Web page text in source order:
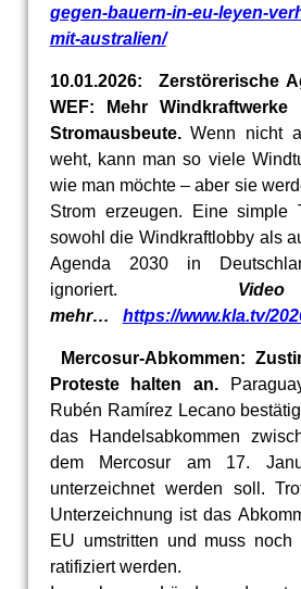
gegen-bauern-in-eu-leyen-
mit-australien/
10.01.2026: Zerstörerische
WEF: Mehr
Stromausbeute.Wenn nicht
weht, kann man so viele
wie man möchte – aber sie
Strom erzeugen. Eine simple
sowohl die Windkraftlobby als
Agenda 2030 in
ignoriert.
mehr… https://www.kla.tv/
Mercosur-Abkommen:
Proteste halten an.
Rubén Ramírez Lecano
das Handelsabkommen
dem Mercosur am 17.
unterzeichnet werden soll.
Unterzeichnung ist das
EU umstritten und muss noch
ratifiziert werden.